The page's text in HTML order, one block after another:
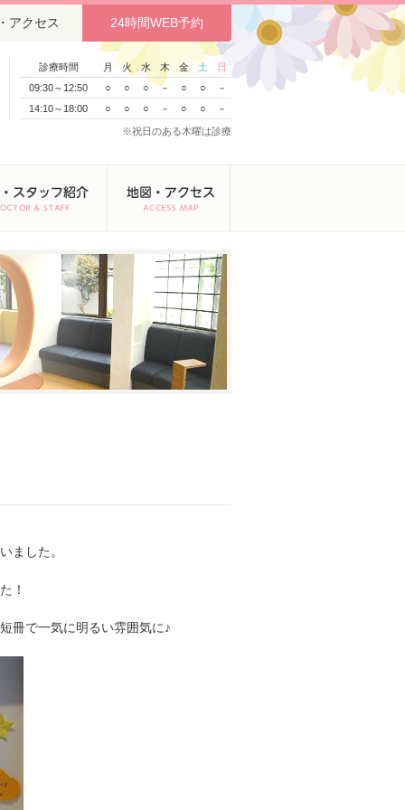
アクセス 24時間WEB予約
診療時間 月 火 水 木 金 土
日
09:30～12:50
○ ○ ○ － ○ ○
－
14:10～18:00
○ ○ ○ － ○ ○ －
※祝日のある木曜は診療
ました。
！
冊で一気に明るい雰囲気に♪